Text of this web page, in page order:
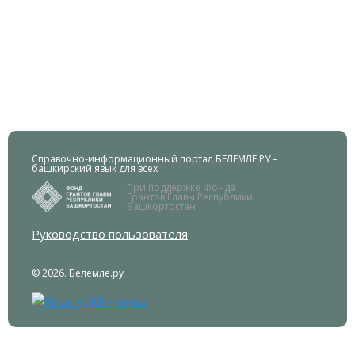
Справочно-информационный портал БЕЛЕМЛЕ.РУ –
башкирский язык для всех
При поддержке Фонда
Грантов Главы Республики
Башкортостан.
Руководство пользователя
© 2026. Белемле.ру